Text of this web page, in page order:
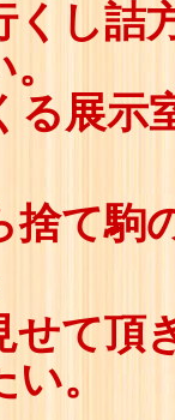
くし詰
る展示
捨て駒
せて頂
。